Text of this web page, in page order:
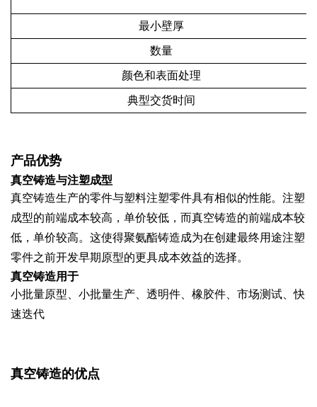
最小壁厚
数量
颜色和表面处理
典型交货时间
产品优势
真空铸造与注塑成型
真空铸造生产的零件与塑料注塑零件具有相似的性能。注塑
成型的前端成本较高，单价较低，而真空铸造的前端成本较
低，单价较高。这使得聚氨酯铸造​​成为在创建最终用途注塑
零件之前开发早期原型的更具成本效益的选择。
真空铸造用于
小批量原型、小批量生产、透明件、橡胶件、市场测试、快
速迭代
真空铸造的优点